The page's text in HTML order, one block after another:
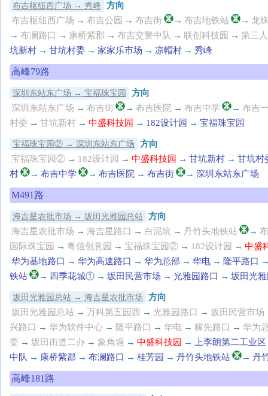
布吉枢纽西广场 → 秀峰
方向
布吉枢纽西广场 → 布吉公园 → 布吉街 → 布吉地铁站 → 龙
→ 布澜路口 → 康桥紫郡 → 布吉交警中队 → 联创科技园 → 第三
坑新村 → 甘坑村委 → 家家乐市场 → 凉帽村 → 秀峰
高峰79路
深圳东站东广场 → 宝福珠宝园
方向
深圳东站东广场 → 布吉街 → 布吉医院 → 布吉中学 → 布吉
村委 → 甘坑新村 → 中盛科技园 → 182设计园 → 宝福珠宝园
宝福珠宝园② → 深圳东站东广场
方向
宝福珠宝园② → 182设计园 → 中盛科技园 → 甘坑新村 → 甘坑村
村
→ 布吉中学 → 布吉医院 → 布吉街 → 深圳东站东广场
M491路
海吉星农批市场 → 坂田光雅园总站 方向
海吉星农批市场 → 海吉星路口 → 白泥坑 → 丹竹头地铁站 →
国际珠宝园 → 粤信创意园 → 宝福珠宝园② → 182设计园 → 中盛
华为基地路口 → 华为高速路口 → 华为总部 → 华电 → 隆平路口
铁站
→ 四季花城① → 坂田民营市场 → 光雅园路口 → 坂田光
坂田光雅园总站 → 海吉星农批市场
方向
坂田光雅园总站 → 万科第五园西 → 光雅园路口 → 坂田民营市场
兴路口 → 华为软件中心 → 隆平路口 → 华电 → 稼先路口 → 华为
委 → 坂田街道二办 → 象角塘 → 中盛科技园 →
上李朗第二工业区
中队 → 康桥紫郡 → 布澜路口 → 桂芳园 → 丹竹头地铁站 → 丹
高峰181路